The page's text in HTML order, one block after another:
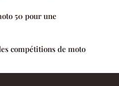
50 pour une
compétitions de moto